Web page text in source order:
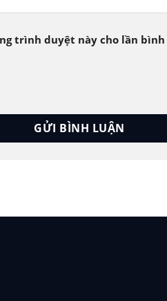
trình duyệt này cho lần